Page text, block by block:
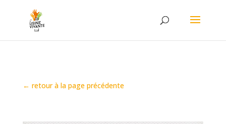
← retour à la page précédente